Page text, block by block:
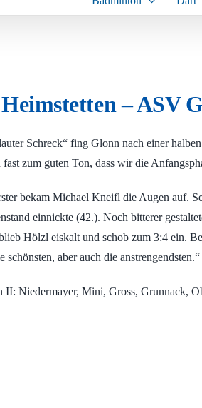
– ASV
Schreck“ fing Glonn nach einer
fast zum guten Ton, dass wir die
bekam Michael Kneifl die Augen auf.
einnickte (42.). Noch bitterer
Hölzl eiskalt und schob zum 3:4 ein.
schönsten, aber auch die
II: Niedermayer, Mini, Gross, Grunnack,